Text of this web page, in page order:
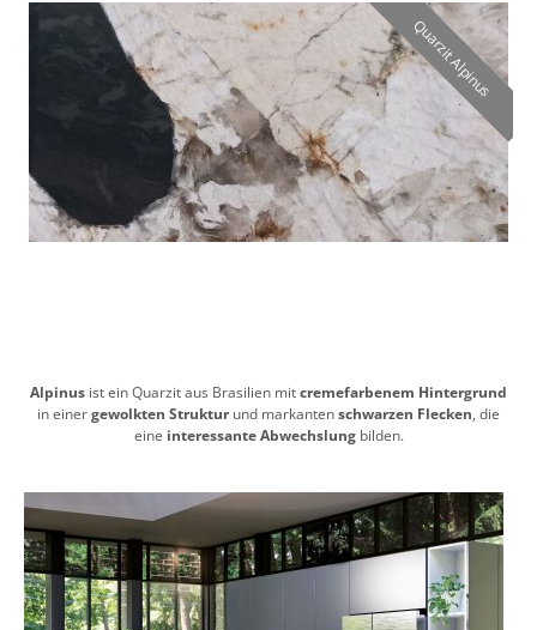
Quarzit Alpinus
Alpinus ist ein Quarzit aus Brasilien mitcremefarbenem Hintergrund
in einergewolkten Strukturund markantenschwarzen Flecken, die
eine interessante Abwechslungbilden.